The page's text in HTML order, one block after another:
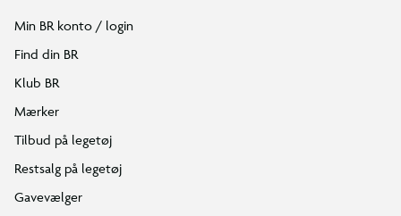
Min BR konto / login
Find din BR
Klub BR
Mærker
Tilbud på legetøj
Restsalg på legetøj
Gavevælger